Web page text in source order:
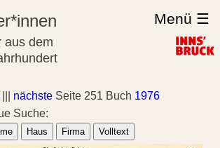
aus dem
Menü ☰
nächste Seite 251 Buch 1976
Suche:
Haus Firma Volltext